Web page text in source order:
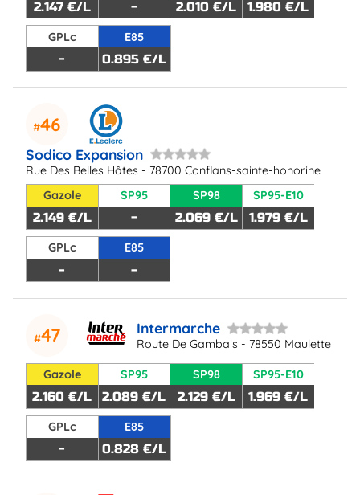
2.147 €/L - 2.010 €/L 1.980 €/L
GPLc
-
E85
0.895 €/L
46
Sodico Expansion
Rue Des Belles Hâtes - 78700 Conflans-sainte-honorine
Gazole
2.149 €/L
SP95
-
SP98
2.069 €/L
SP95-E10
1.979 €/L
GPLc
-
E85
-
47 Intermarche
Route De Gambais - 78550 Maulette
Gazole
2.160 €/L
SP95
2.089 €/L
SP98
2.129 €/L
SP95-E10
1.969 €/L
GPLc
-
E85
0.828 €/L